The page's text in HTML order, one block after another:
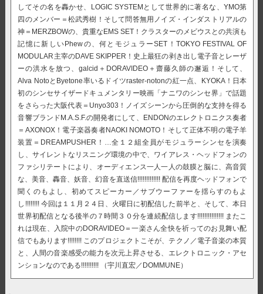
してその名を轟かせ、LOGIC SYSTEMとして世界的に著名な、YMO第
四のメンバー＝松武秀樹！そして問答無用ノイズ・インダストリアルの
神＝MERZBOWの、貴重なEMS SET！クラスターのメビウスとの共演も
記憶に新しいPhewの、何とモジュラーSET！TOKYO FESTIVAL OF
MODULAR主宰のDAVE SKIPPER！史上最狂の剥き出し電子音とレーザ
ーの洪水を放つ、galcid＋DORAVIDEO＋齋藤久師の邂逅！そして、
Alva NotoとByetone率いるドイツraster-notonの紅一点、KYOKA！日本
初のシンセサイザードキュメンタリー映画「ナニワのシンセ界」で話題
をさらった大阪代表＝Unyo303！ノイズシーンから圧倒的な支持を得る
音響ブランドM.A.S.F.の開発者にして、ENDONのエレクトロニクス奏者
＝AXONOX！電子楽器奏者NAOKI NOMOTO！そして正体不明の電子羊
装置＝DREAMPUSHER！…全１２組全員がモジュラーシンセを演奏
し、サイレントなリスニング環境の中で、ワイアレス・ヘッドフォンの
ファシリテートにより、オーディエンス一人一人の鼓膜と脳に、高音質
な、美音、轟音、妖音、幻音を直送信!!!!!!!!!!!!! 配信を再度ヘッドフォンで
聞くのもよし、初めてスピーカー／サブウーファーを揺らすのもよ
し!!!!!!!! 今回は１１月２４日、火曜日に初配信した前半と、そして、本日
世界初配信となる後半の７時間３０分を連続配信します!!!!!!!!!!!!!!! またこ
れは現在、入院中のDORAVIDEO＝一楽さん全快を祈ってのお見舞い配
信でもあります!!!!!!!! このプロジェクトこそが、テクノ／電子音楽の本質
と、人間の音楽感受の能力を次元上昇させる、エレクトロニック・アセ
ンションなのである!!!!!!!!!! （宇川直宏／DOMMUNE）